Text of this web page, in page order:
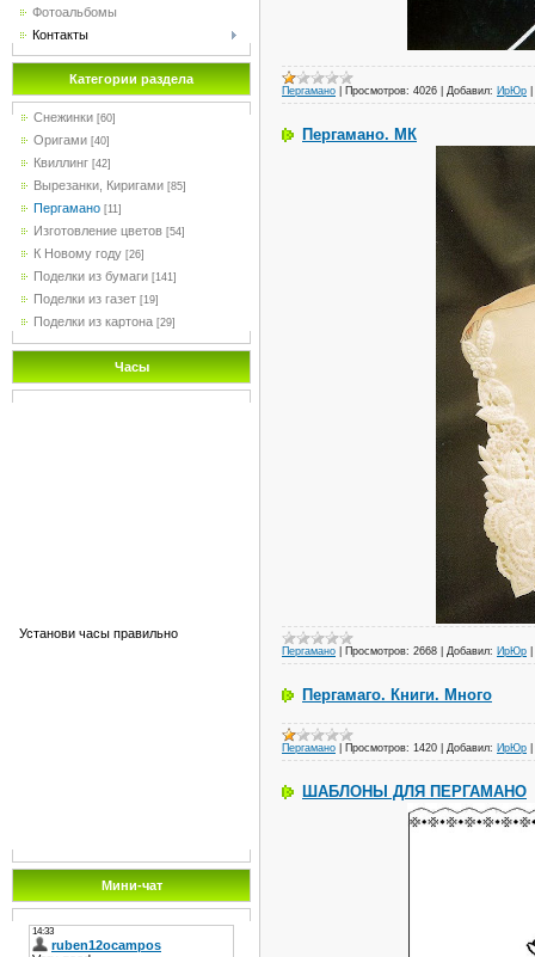
Фотоальбомы
Контакты
Категории раздела
Снежинки [60]
Оригами [40]
Квиллинг [42]
Вырезанки, Киригами [85]
Пергамано [11]
Изготовление цветов [54]
К Новому году [26]
Поделки из бумаги [141]
Поделки из газет [19]
Поделки из картона [29]
Часы
Установи часы правильно
Мини-чат
Пергамано Просмотров: 4026 Добавил: ИрЮр
Пергамано. МК
Пергамано Просмотров: 2668 Добавил: ИрЮр
Пергамаго. Книги. Много
Пергамано Просмотров: 1420 Добавил: ИрЮр
ШАБЛОНЫ ДЛЯ ПЕРГАМАНО